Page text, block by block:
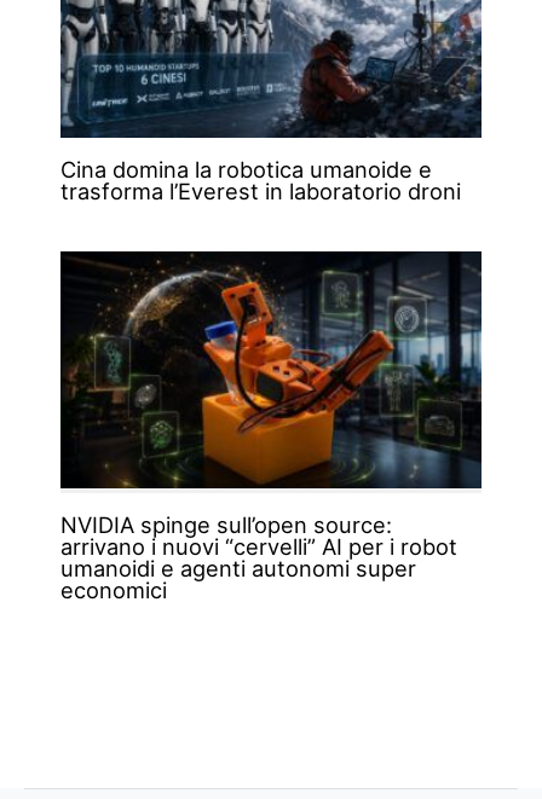
Cina domina la robotica umanoide e
trasforma l’Everest in laboratorio droni
NVIDIA spinge sull’open source:
arrivano i nuovi “cervelli” AI per i robot
umanoidi e agenti autonomi super
economici